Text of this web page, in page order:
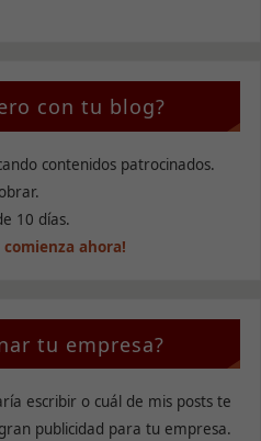
con tu blog?
contenidos patrocinados.
10 días.
comienza ahora!
tu empresa?
escribir o cuál de mis posts te
publicidad para tu empresa.
Marketing
Al compartir tus
mientras visitas
posibilidad de
ver contenido y